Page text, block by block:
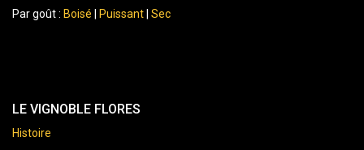
Par goût : Boisé Puissant Sec
LE VIGNOBLE FLORES
Histoire